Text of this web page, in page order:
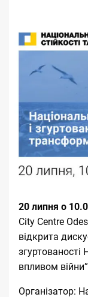
20 липня о
City Centre
відкрита
згуртованості
впливом
Організатор: